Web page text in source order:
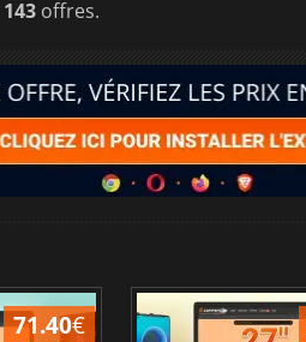
143 offres.
71.40€